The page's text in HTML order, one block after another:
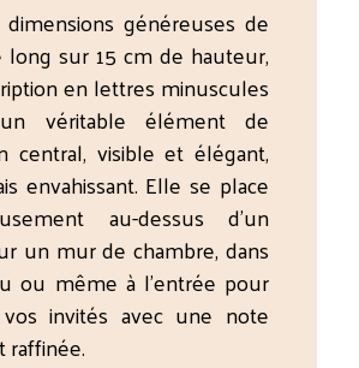
généreuses de
sur 15 cm de hauteur,
en lettres minuscules
véritable élément de
central, visible et élégant,
envahissant. Elle se place
au-dessus d’un
un mur de chambre, dans
ou même à l’entrée pour
invités avec une note
raffinée.